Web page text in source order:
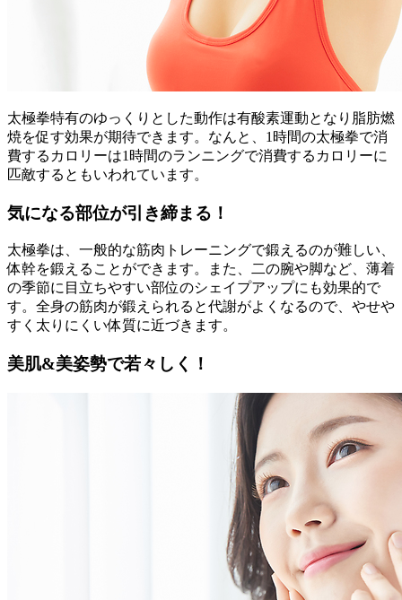
太極拳特有のゆっくりとした動作は有酸素運動となり脂肪燃
焼を促す効果が期待できます。なんと、1時間の太極拳で消
費するカロリーは1時間のランニングで消費するカロリーに
匹敵するともいわれています。
気になる部位が引き締まる！
太極拳は、一般的な筋肉トレーニングで鍛えるのが難しい、
体幹を鍛えることができます。また、二の腕や脚など、薄着
の季節に目立ちやすい部位のシェイプアップにも効果的で
す。全身の筋肉が鍛えられると代謝がよくなるので、やせや
すく太りにくい体質に近づきます。
美肌&美姿勢で若々しく！